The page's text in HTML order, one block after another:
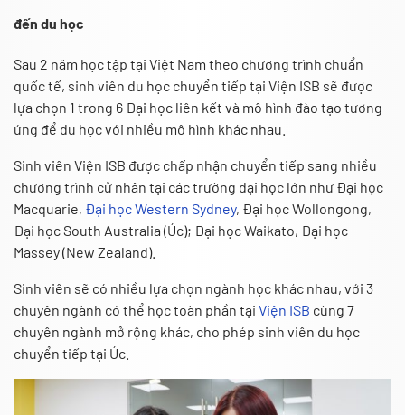
đến du học
Sau 2 năm học tập tại Việt Nam theo chương trình chuẩn
quốc tế, sinh viên du học chuyển tiếp tại Viện ISB sẽ được
lựa chọn 1 trong 6 Đại học liên kết và mô hình đào tạo tương
ứng để du học với nhiều mô hình khác nhau.
Sinh viên Viện ISB được chấp nhận chuyển tiếp sang nhiều
chương trình cử nhân tại các trường đại học lớn như Đại học
Macquarie, Đại học Western Sydney, Đại học Wollongong,
Đại học South Australia (Úc); Đại học Waikato, Đại học
Massey (New Zealand).
Sinh viên sẽ có nhiều lựa chọn ngành học khác nhau, với 3
chuyên ngành có thể học toàn phần tại Viện ISB cùng 7
chuyên ngành mở rộng khác, cho phép sinh viên du học
chuyển tiếp tại Úc.